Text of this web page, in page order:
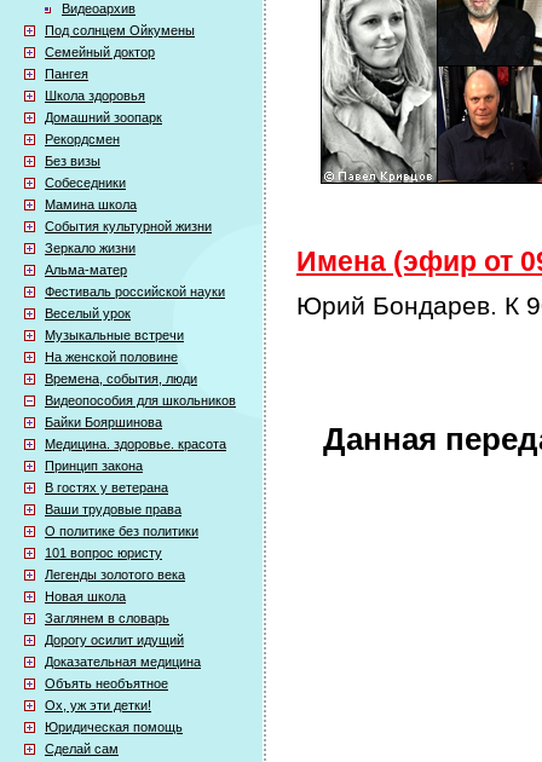
Видеоархив
Под солнцем Ойкумены
Семейный доктор
Пангея
Школа здоровья
Домашний зоопарк
Рекордсмен
Без визы
Собеседники
Мамина школа
События культурной жизни
Зеркало жизни
Альма-матер
Фестиваль российской науки
Веселый урок
Музыкальные встречи
На женской половине
Времена, события, люди
Видеопособия для школьников
Байки Бояршинова
Медицина. здоровье. красота
Принцип закона
В гостях у ветерана
Ваши трудовые права
О политике без политики
101 вопрос юристу
Легенды золотого века
Новая школа
Заглянем в словарь
Дорогу осилит идущий
Доказательная медицина
Объять необъятное
Ох, уж эти детки!
Юридическая помощь
Сделай сам
Имена (эфир от
Юрий Бондарев. К
Данная